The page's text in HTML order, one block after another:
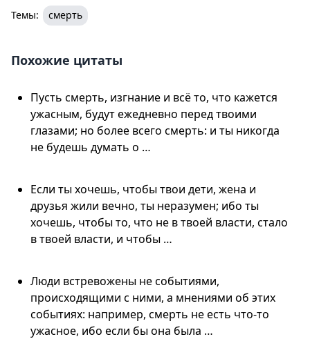
Темы: смерть
Похожие цитаты
Пусть смерть, изгнание и всё то, что кажется
ужасным, будут ежедневно перед твоими
глазами; но более всего смерть: и ты никогда
не будешь думать о …
Если ты хочешь, чтобы твои дети, жена и
друзья жили вечно, ты неразумен; ибо ты
хочешь, чтобы то, что не в твоей власти, стало
в твоей власти, и чтобы …
Люди встревожены не событиями,
происходящими с ними, а мнениями об этих
событиях: например, смерть не есть что-то
ужасное, ибо если бы она была …